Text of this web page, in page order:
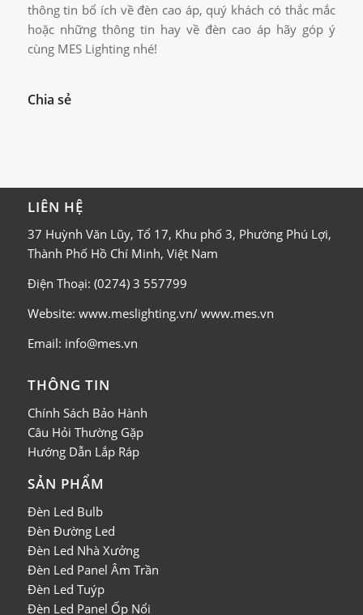
thông tin bổ ích về đèn cao áp, quý khách có thắc mắc
hoặc những thông tin hay về đèn cao áp hãy góp ý
cùng MES Lighting nhé!
Chia sẻ
LIÊN HỆ
37 Huỳnh Văn Lũy, Tổ 17, Khu phố 3, Phường Phú Lợi,
Thành Phố Hồ Chí Minh, Việt Nam
Điện Thoại: (0274) 3 557799
Website: www.meslighting.vn/ www.mes.vn
Email: info@mes.vn
THÔNG TIN
Chính Sách Bảo Hành
Câu Hỏi Thường Gặp
Hướng Dẫn Lắp Ráp
SẢN PHẨM
Đèn Led Bulb
Đèn Đường Led
Đèn Led Nhà Xưởng
Đèn Led Panel Âm Trần
Đèn Led Tuýp
Đèn Led Panel Ốp Nổi